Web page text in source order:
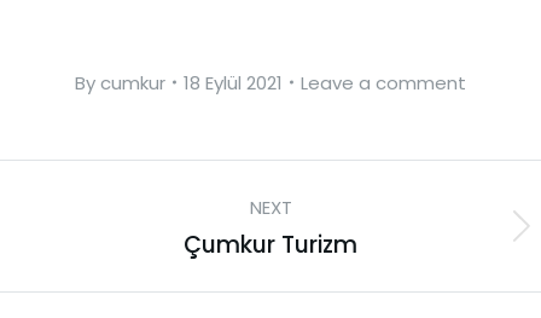
Bycumkur 18 Eylül 2021 Leave a comment
NEXT
Çumkur Turizm